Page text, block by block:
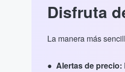
Disfruta
La manera más
Alertas de precio: